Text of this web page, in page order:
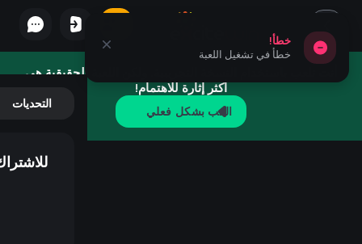
أنت تلعب باستخدام النسخة التجريبية. ولكن اللعبة الحقيقية هي
أكثر إثارة للاهتمام!
العَب بشكل فعلي
التحديات
خطأ!
خطأ في تشغيل اللعبة